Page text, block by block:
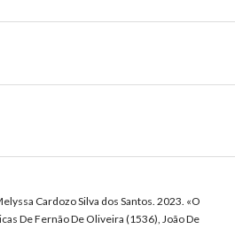
Cardozo Silva dos Santos. 2023. «O
De Fernão De Oliveira (1536), João De